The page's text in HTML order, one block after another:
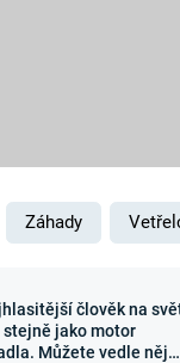
Záhady
člověk na
stejně jako motor
Můžete vedle něj